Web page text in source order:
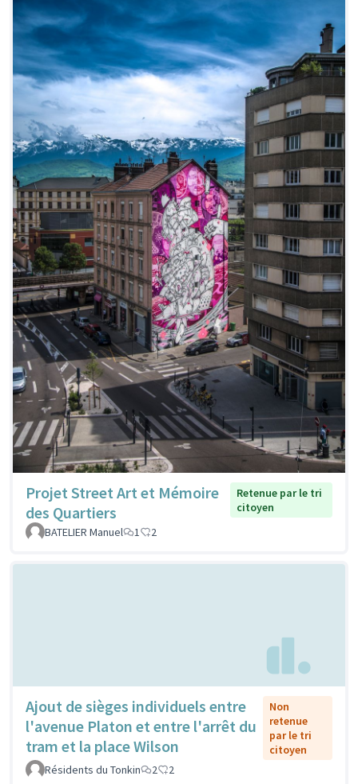
Projet Street Art et Mémoire
des Quartiers
Retenue par le tri
citoyen
BATELIER Manuel
1 2
Ajout de sièges individuels entre
l'avenue Platon et entre l'arrêt du
tram et la place Wilson
Non
retenue
par le tri
citoyen
Résidents du Tonkin
2 2